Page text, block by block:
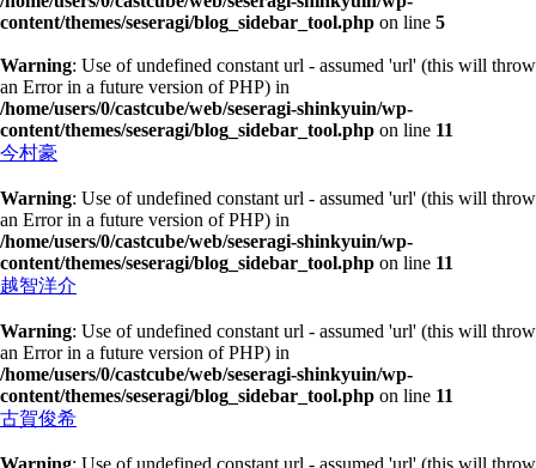
content/themes/seseragi/blog_sidebar_tool.php on line 5
Warning: Use of undefined constant url - assumed 'url' (this will throw
an Error in a future version of PHP) in
/home/users/0/castcube/web/seseragi-shinkyuin/wp-
content/themes/seseragi/blog_sidebar_tool.php on line 11
今村豪
Warning: Use of undefined constant url - assumed 'url' (this will throw
an Error in a future version of PHP) in
/home/users/0/castcube/web/seseragi-shinkyuin/wp-
content/themes/seseragi/blog_sidebar_tool.php on line 11
越智洋介
Warning: Use of undefined constant url - assumed 'url' (this will throw
an Error in a future version of PHP) in
/home/users/0/castcube/web/seseragi-shinkyuin/wp-
content/themes/seseragi/blog_sidebar_tool.php on line 11
古賀俊希
Warning: Use of undefined constant url - assumed 'url' (this will throw